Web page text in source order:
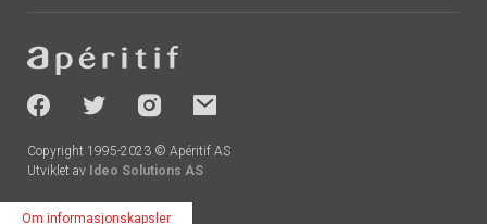
-
socials
Copyright 1995-2023 © Apéritif AS
Utviklet av Ideo Solutions AS
Om informasjonskapsler